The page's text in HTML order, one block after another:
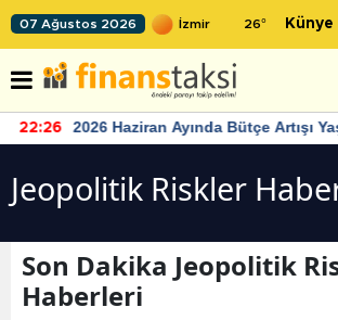
07 Ağustos 2026 26° Künye
22:26 2026 Haziran Ayında Bütçe Artışı
Jeopolitik Riskler
Son Dakika Jeopolitik
Haberleri